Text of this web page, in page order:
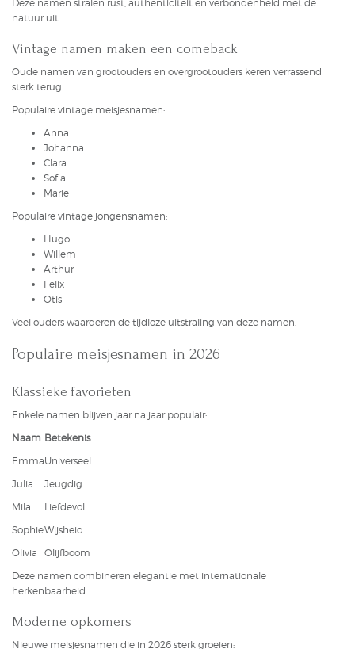
Deze namen stralen rust, authenticiteit en verbondenheid met de
natuur uit.
Vintage namen maken een comeback
Oude namen van grootouders en overgrootouders keren verrassend
sterk terug.
Populaire vintage meisjesnamen:
Anna
Johanna
Clara
Sofia
Marie
Populaire vintage jongensnamen:
Hugo
Willem
Arthur
Felix
Otis
Veel ouders waarderen de tijdloze uitstraling van deze namen.
Populaire meisjesnamen in 2026
Klassieke favorieten
Enkele namen blijven jaar na jaar populair:
Naam Betekenis
EmmaUniverseel
Julia
Jeugdig
Mila
Liefdevol
SophieWijsheid
Olivia
Olijfboom
Deze namen combineren elegantie met internationale
herkenbaarheid.
Moderne opkomers
Nieuwe meisjesnamen die in 2026 sterk groeien: